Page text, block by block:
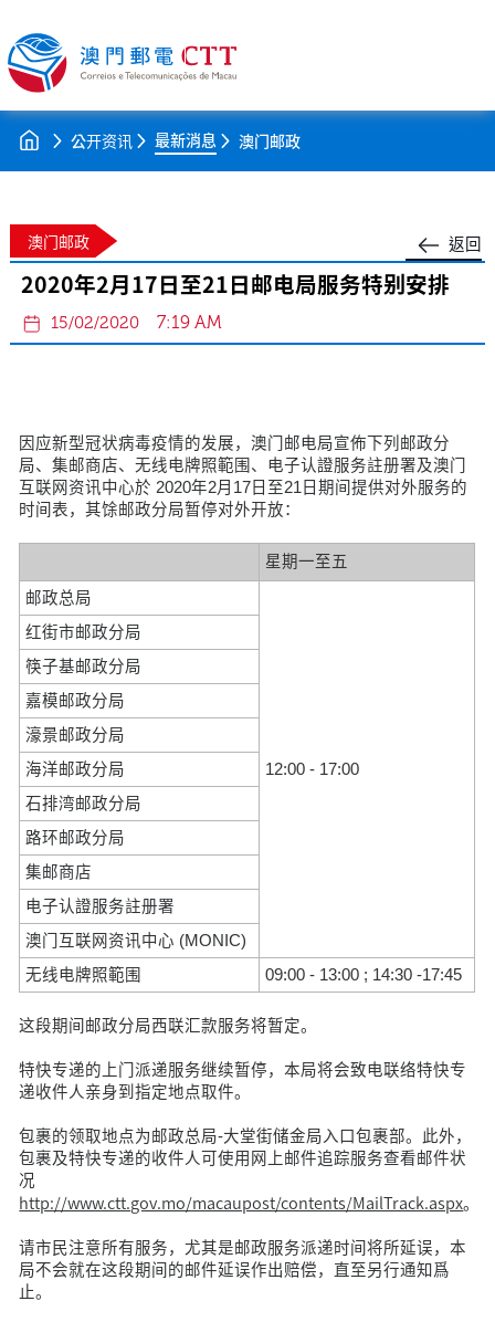
公开资讯 最新消息 澳门邮政
返回
澳门邮政
2020年2月17日至21日邮电局服务特别安排
15/02/2020 7:19 AM
因应新型冠状病毒疫情的发展，澳门邮电局宣佈下列邮政分
局、集邮商店、无线电牌照範围、电子认證服务註册署及澳门
互联网资讯中心於 2020年2月17日至21日期间提供对外服务的
时间表，其馀邮政分局暂停对外开放：
星期一至五
邮政总局
12:00 - 17:00
红街市邮政分局
筷子基邮政分局
嘉模邮政分局
濠景邮政分局
海洋邮政分局
石排湾邮政分局
路环邮政分局
集邮商店
电子认證服务註册署
澳门互联网资讯中心 (MONIC)
无线电牌照範围
09:00 - 13:00 ; 14:30 -17:45
这段期间邮政分局西联汇款服务将暂定。
特快专递的上门派递服务继续暂停，本局将会致电联络特快专
递收件人亲身到指定地点取件。
包裹的领取地点为邮政总局-大堂街储金局入口包裹部。此外，
包裹及特快专递的收件人可使用网上邮件追踪服务查看邮件状
况
http://www.ctt.gov.mo/macaupost/contents/MailTrack.aspx。
请市民注意所有服务，尤其是邮政服务派递时间将所延误，本
局不会就在这段期间的邮件延误作出赔偿，直至另行通知爲
止。